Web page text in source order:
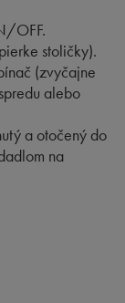
OFF.
stoličky).
(zvyčajne
alebo
a otočený do
na